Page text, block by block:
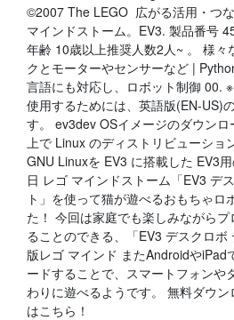
©2007 The LEGO 広がる活用・つ
マインドストーム。EV3. 製品番号
年齢 10歳以上推奨人数2人~ 。 様々
クとモーターやセンサーなど |
言語にも対応し、ロボット制御 00.
使用するためには、英語版(EN-US)
す。 ev3dev OSイメージのダウン
上で Linux のディストリビューショ
GNU Linuxを EV3 に搭載した EV3
日 レゴ マインドストーム「EV3 デ
ト」を使って猫が遊べるおもちゃロ
た！ 今回は家庭でも楽しみながら
ることのできる、「EV3 デスクロ
版レゴ マインド またAndroidやiPad
ードすることで、スマートフォンや
わりに遊べるようです。 無料ダウ
はこちら！